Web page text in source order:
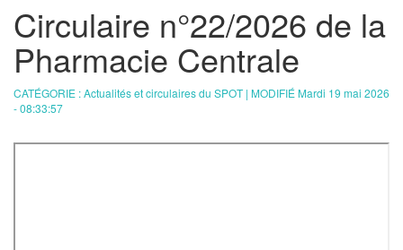
Circulaire n°22/2026 de la
Pharmacie Centrale
CATÉGORIE : Actualités et circulaires du SPOT | MODIFIÉ Mardi 19 mai 2026
- 08:33:57